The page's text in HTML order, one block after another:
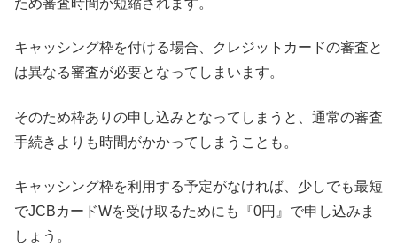
ため審査時間が短縮されます。
キャッシング枠を付ける場合、クレジットカードの審査と
は異なる審査が必要となってしまいます。
そのため枠ありの申し込みとなってしまうと、通常の審査
手続きよりも時間がかかってしまうことも。
キャッシング枠を利用する予定がなければ、少しでも最短
でJCBカードWを受け取るためにも『0円』で申し込みま
しょう。